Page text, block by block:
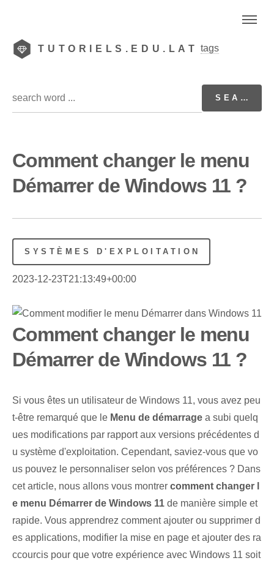
TUTORIELS.EDU.LAT tags
Comment changer le menu
Démarrer de Windows 11 ?
SYSTÈMES D'EXPLOITATION
2023-12-23T21:13:49+00:00
Comment changer le menu
Démarrer de Windows 11 ?
Si vous êtes un utilisateur de Windows 11, vous avez peu
t-être remarqué que le Menu de démarrage a subi quelq
ues modifications par rapport aux versions précédentes d
u système d'exploitation. Cependant, saviez-vous que vo
us pouvez le personnaliser selon vos préférences ? Dans
cet article, nous allons vous montrer comment changer l
e menu Démarrer de Windows 11 de manière simple et
rapide. Vous apprendrez comment ajouter ou supprimer d
es applications, modifier la mise en page et ajouter des ra
ccourcis pour que votre expérience avec Windows 11 soit